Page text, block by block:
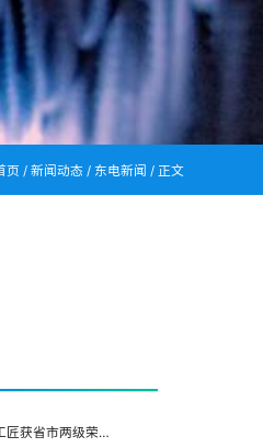
页 / 新闻动态 / 东电新闻 / 正文
匠获省市两级荣…